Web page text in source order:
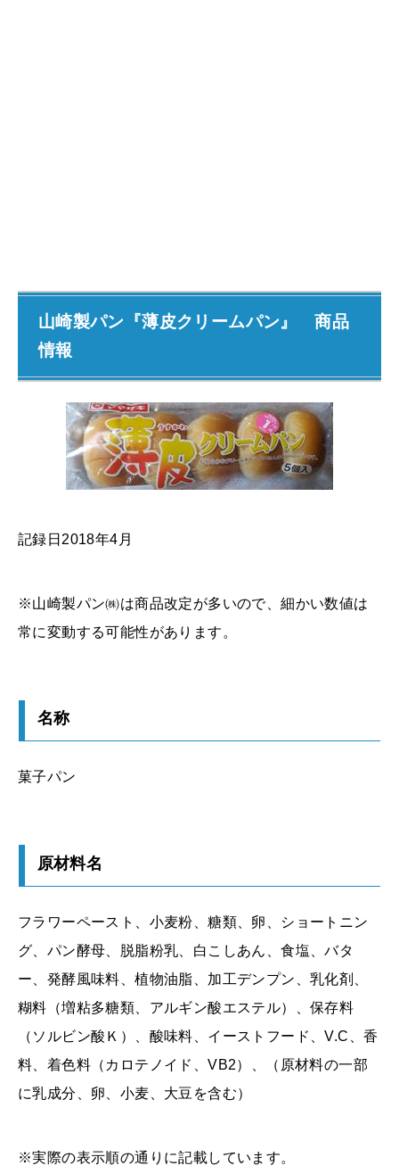
山崎製パン『薄皮クリームパン』 商品
情報
記録日2018年4月
※山崎製パン㈱は商品改定が多いので、細かい数値は
常に変動する可能性があります。
名称
菓子パン
原材料名
フラワーペースト、小麦粉、糖類、卵、ショートニン
グ、パン酵母、脱脂粉乳、白こしあん、食塩、バタ
ー、発酵風味料、植物油脂、加工デンプン、乳化剤、
糊料（増粘多糖類、アルギン酸エステル）、保存料
（ソルビン酸Ｋ）、酸味料、イーストフード、V.C、香
料、着色料（カロテノイド、VB2）、（原材料の一部
に乳成分、卵、小麦、大豆を含む）
※実際の表示順の通りに記載しています。